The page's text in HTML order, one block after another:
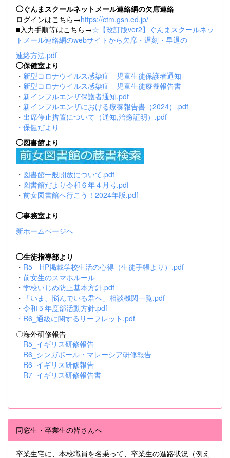
◯ぐんまスクールネットメール連絡網の欠席連絡
ログインはこちら→https://ctm.gsn.ed.jp/
■入力手順等はこちら→☆【改訂版ver2】ぐんまスクールネッ
トメール連絡網のwebサイトから欠席・遅刻・早退の
連絡方法.pdf
◯保健室より
・ 新型コロナウイルス感染症 児童生徒保護者通知
・ 新型コロナウイルス感染症 児童生徒療養報告書
・ 新インフルエンザ保護者通知.pdf
・ 新インフルエンザにおける療養報告書（2024）.pdf
・ 出席停止措置について（通知,治癒証明）.pdf
・ 保健だより
◯図書館より
・ 図書館一般開放について.pdf
・ 図書館だより令和６年４月号.pdf
・ 前女図書館へ行こう！2024年版.pdf
◯事務室より
新ホームページへ
◯生徒指導部より
・ R5 HP掲載学校生活の心得（生徒手帳より）.pdf
・ 前女生のスマホルール
・ 学校いじめ防止基本方針.pdf
・
「いま、悩んでいる君へ」相談機関一覧.pdf
・ 令和５年度部活動方針.pdf
・ R6_通級に関するリーフレット.pdf
〇海外研修報告
R5_イギリス研修報告
R6_シンガポール・マレーシア研修報告
R6_イギリス研修報告
R7_イギリス研修報告書
同窓生・卒業生の皆さんへ
卒業生宅に、本校職員を名乗って、卒業生の進路状況（例え